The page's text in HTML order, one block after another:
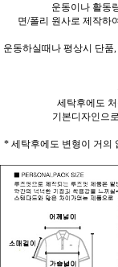
운동이나 활동
면/폴리 원사로 제작하
운동하실때나 평상시 단
세탁후에도
기본디자인으
* 세탁후에도 변형이 거의